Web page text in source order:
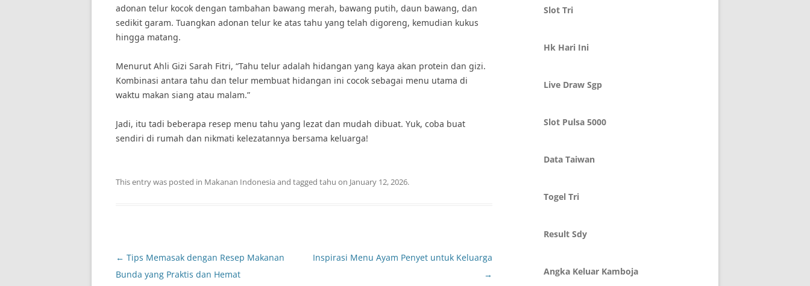
adonan telur kocok dengan tambahan bawang merah, bawang putih, daun bawang, dan
sedikit garam. Tuangkan adonan telur ke atas tahu yang telah digoreng, kemudian kukus
hingga matang.
Menurut Ahli Gizi Sarah Fitri, “Tahu telur adalah hidangan yang kaya akan protein dan gizi.
Kombinasi antara tahu dan telur membuat hidangan ini cocok sebagai menu utama di
waktu makan siang atau malam.”
Jadi, itu tadi beberapa resep menu tahu yang lezat dan mudah dibuat. Yuk, coba buat
sendiri di rumah dan nikmati kelezatannya bersama keluarga!
This entry was posted in Makanan Indonesia and tagged tahu on January 12, 2026.
Post
navigation
← Tips Memasak dengan Resep Makanan
Bunda yang Praktis dan Hemat
Inspirasi Menu Ayam Penyet untuk Keluarga
→
Slot Tri
Hk Hari Ini
Live Draw Sgp
Slot Pulsa 5000
Data Taiwan
Togel Tri
Result Sdy
Angka Keluar Kamboja